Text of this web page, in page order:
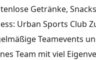
Getränke,
Urban Sports Club
Teamevents
Team mit viel